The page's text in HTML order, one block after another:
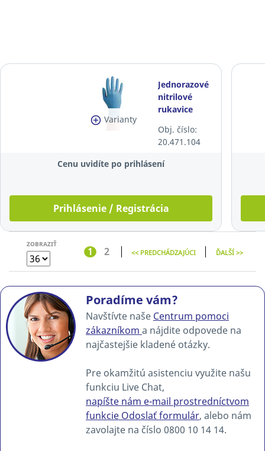
Varianty
Jednorazové
nitrilové
rukavice
easyCARE,
veľkosť M,
modré,
Obj. číslo:
20.471.104
Cenu uvidíte po prihlásení
Prihlásenie / Registrácia
ZOBRAZIŤ
1 2 << PREDCHÁDZAJÚCI ĎALŠÍ >>
Poradíme vám?
Navštívte naše Centrum pomoci
zákazníkom a nájdite odpovede na
najčastejšie kladené otázky.
Pre okamžitú asistenciu využite našu
funkciu Live Chat,
napíšte nám e-mail prostredníctvom
funkcie Odoslať formulár, alebo nám
zavolajte na číslo 0800 10 14 14.